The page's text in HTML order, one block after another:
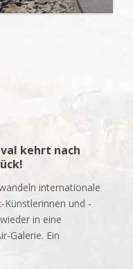
kehrt nach
internationale
und -
in eine
Galerie. Ein